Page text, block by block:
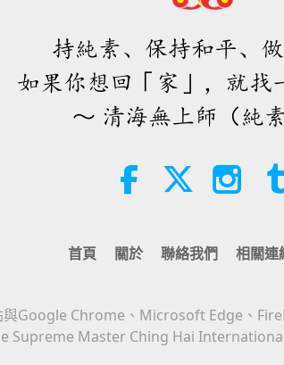
持純素、保持和平、做
如果你想回「家」，就找
～ 清海無上師（純素
首頁 關於 聯絡我們 相關連
與Google Chrome、Microsoft Edge、
Supreme Master Ching Hai